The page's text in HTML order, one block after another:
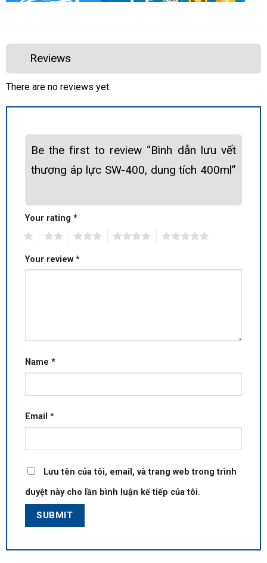
Reviews
There are no reviews yet.
Be the first to review “Bình dẫn lưu vết
thương áp lực SW-400, dung tích 400ml”
Your rating *
Your review *
Name *
Email *
Lưu tên của tôi, email, và trang web trong trình
duyệt này cho lần bình luận kế tiếp của tôi.